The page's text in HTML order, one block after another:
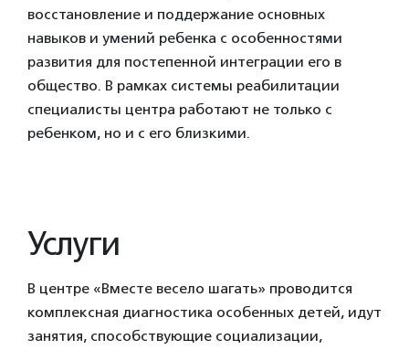
восстановление и поддержание основных
навыков и умений ребенка с особенностями
развития для постепенной интеграции его в
общество. В рамках системы реабилитации
специалисты центра работают не только с
ребенком, но и с его близкими.
Услуги
В центре «Вместе весело шагать» проводится
комплексная диагностика особенных детей, идут
занятия, способствующие социализации,